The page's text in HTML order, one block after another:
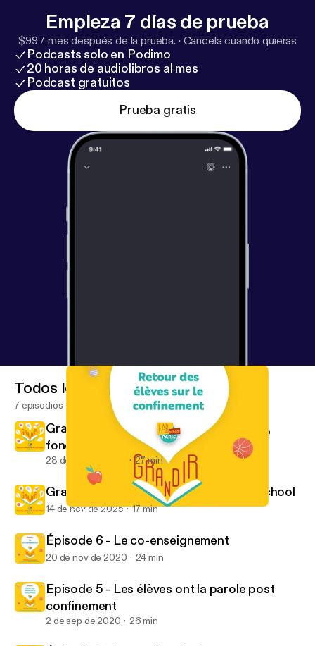
apprentissages sont autant d’enseignements à
retenir pour construire l’école de demain.
Empieza 7 días de prueba
$99 / mes después de la prueba. · Cancela cuando quieras
Podcasts solo en Podimo
20 horas de audiolibros al mes
Podcast gratuitos
Prueba gratis
Episode 5 - Les élèves ont la parole post confinement
Todos los episodios
7 episodios
Grandir : Rencontre avec Pascale Haag,
fondatrice
28 de nov de 2025 27 min
Grandir : dans les coulisses de la Lab School
14 de nov de 2025 17 min
Épisode 6 - Le co-enseignement
20 de nov de 2020 24 min
Episode 5 - Les élèves ont la parole post
confinement
2 de sep de 2020 26 min